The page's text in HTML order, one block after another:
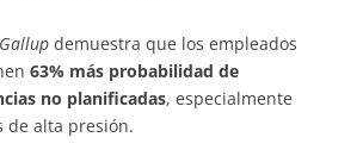
Gallupdemuestra que los empleados
63% más probabilidad de
no planificadas, especialmente
de alta presión.